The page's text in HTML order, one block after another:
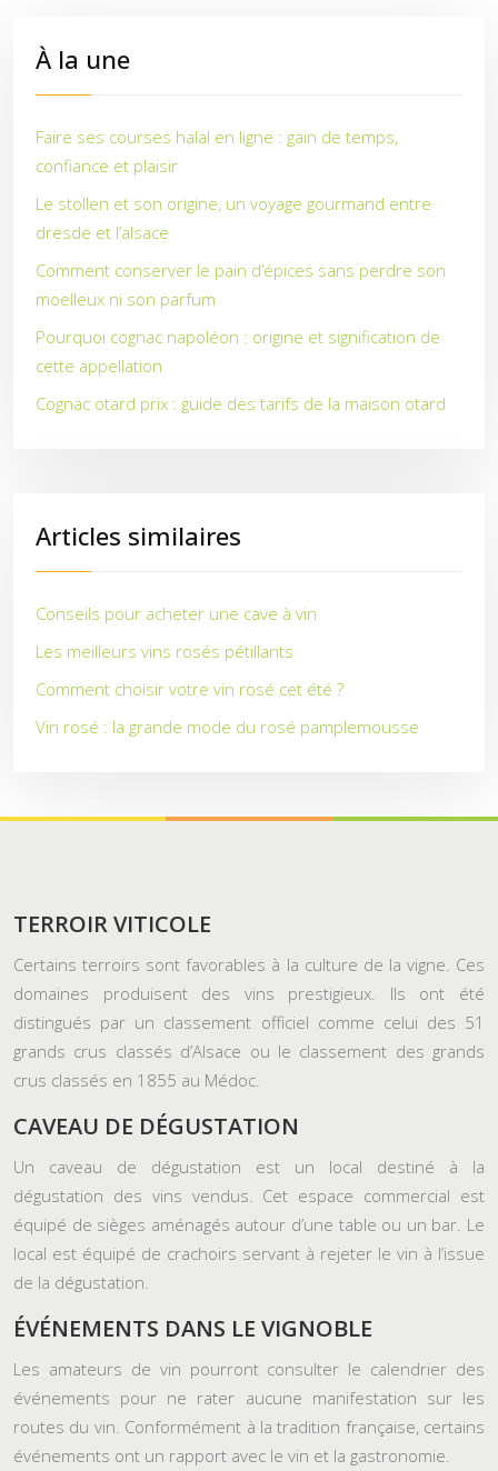
À la une
Faire ses courses halal en ligne : gain de temps,
confiance et plaisir
Le stollen et son origine, un voyage gourmand entre
dresde et l’alsace
Comment conserver le pain d’épices sans perdre son
moelleux ni son parfum
Pourquoi cognac napoléon : origine et signification de
cette appellation
Cognac otard prix : guide des tarifs de la maison otard
Articles similaires
Conseils pour acheter une cave à vin
Les meilleurs vins rosés pétillants
Comment choisir votre vin rosé cet été ?
Vin rosé : la grande mode du rosé pamplemousse
TERROIR VITICOLE
Certains terroirs sont favorables à la culture de la vigne. Ces
domaines produisent des vins prestigieux. Ils ont été
distingués par un classement officiel comme celui des 51
grands crus classés d’Alsace ou le classement des grands
crus classés en 1855 au Médoc.
CAVEAU DE DÉGUSTATION
Un caveau de dégustation est un local destiné à la
dégustation des vins vendus. Cet espace commercial est
équipé de sièges aménagés autour d’une table ou un bar. Le
local est équipé de crachoirs servant à rejeter le vin à l’issue
de la dégustation.
ÉVÉNEMENTS DANS LE VIGNOBLE
Les amateurs de vin pourront consulter le calendrier des
événements pour ne rater aucune manifestation sur les
routes du vin. Conformément à la tradition française, certains
événements ont un rapport avec le vin et la gastronomie.